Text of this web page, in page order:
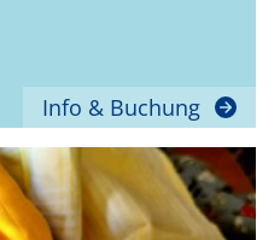
Info & Buchung